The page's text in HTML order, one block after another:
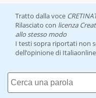
Tratto dalla voce
Rilasciato con licenza
allo stesso modo
I testi sopra riportati non
dell’opinione di Italiaonline